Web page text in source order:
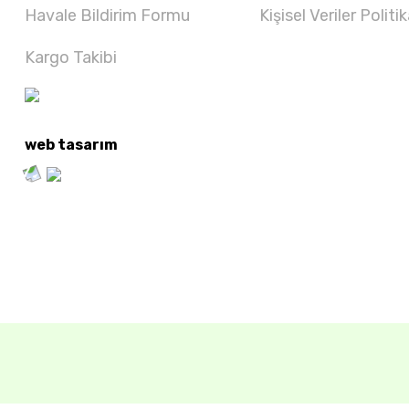
Havale Bildirim Formu
Kargo Takibi
Kişisel Veriler
web tasarım